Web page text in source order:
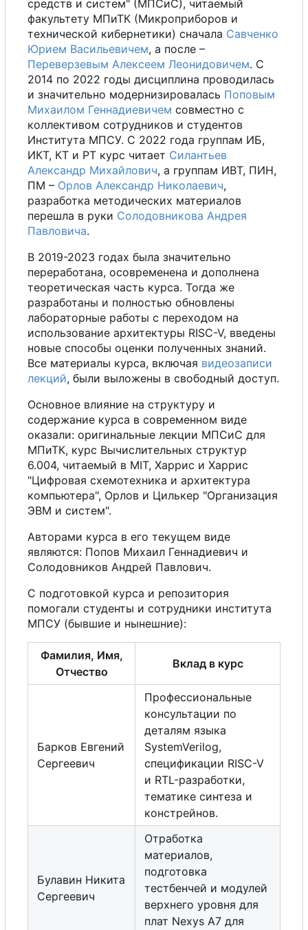
средств и систем" (МПСиС), читаемый
факультету МПиТК (Микроприборов и
технической кибернетики) сначала Савченко
Юрием Васильевичем, а после –
Переверзевым Алексеем Леонидовичем. С
2014 по 2022 годы дисциплина проводилась
и значительно модернизировалась Поповым
Михаилом Геннадиевичем совместно с
коллективом сотрудников и студентов
Института МПСУ. С 2022 года группам ИБ,
ИКТ, КТ и РТ курс читает Силантьев
Александр Михайлович, а группам ИВТ, ПИН,
ПМ – Орлов Александр Николаевич,
разработка методических материалов
перешла в руки Солодовникова Андрея
Павловича.
В 2019-2023 годах была значительно
переработана, осовременена и дополнена
теоретическая часть курса. Тогда же
разработаны и полностью обновлены
лабораторные работы с переходом на
использование архитектуры RISC-V, введены
новые способы оценки полученных знаний.
Все материалы курса, включая видеозаписи
лекций, были выложены в свободный доступ.
Основное влияние на структуру и
содержание курса в современном виде
оказали: оригинальные лекции МПСиС для
МПиТК, курс Вычислительных структур
6.004, читаемый в MIT, Харрис и Харрис
"Цифровая схемотехника и архитектура
компьютера", Орлов и Цилькер "Организация
ЭВМ и систем".
Авторами курса в его текущем виде
являются: Попов Михаил Геннадиевич и
Солодовников Андрей Павлович.
С подготовкой курса и репозитория
помогали студенты и сотрудники института
МПСУ (бывшие и нынешние):
Фамилия, Имя,
Отчество
Вклад в курс
Барков Евгений
Сергеевич
Профессиональные
консультации по
деталям языка
SystemVerilog,
спецификации RISC-V
и RTL-разработки,
тематике синтеза и
констрейнов.
Булавин Никита
Сергеевич
Отработка
материалов,
подготовка
тестбенчей и модулей
верхнего уровня для
плат Nexys A7 для